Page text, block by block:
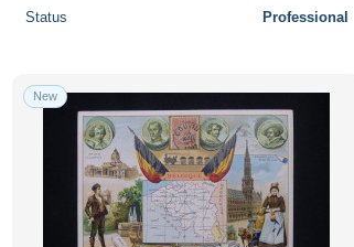
Status Professional
New